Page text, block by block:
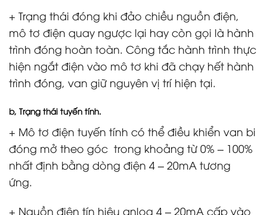
+ Trạng thái đóng khi đảo chiều nguồn điện,
mô tơ điện quay ngược lại hay còn gọi là hành
trình đóng hoàn toàn. Công tắc hành trình thực
hiện ngắt điện vào mô tơ khi đã chạy hết hành
trình đóng, van giữ nguyên vị trí hiện tại.
b, Trạng thái tuyến tính.
+ Mô tơ điện tuyến tính có thể điều khiển van bi
đóng mở theo góc trong khoảng từ 0% – 100%
nhất định bằng dòng điện 4 – 20mA tương
ứng.
+ Nguồn điện tín hiệu anlog 4 – 20mA cấp vào